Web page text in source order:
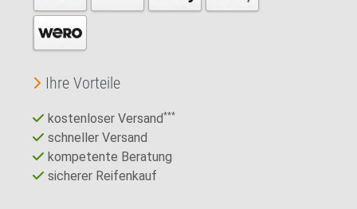
Ihre Vorteile
kostenloser Versand***
schneller Versand
kompetente Beratung
sicherer Reifenkauf